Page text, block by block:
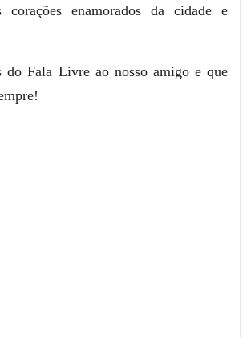
corações enamorados da cidade e
do Fala Livre ao nosso amigo e que